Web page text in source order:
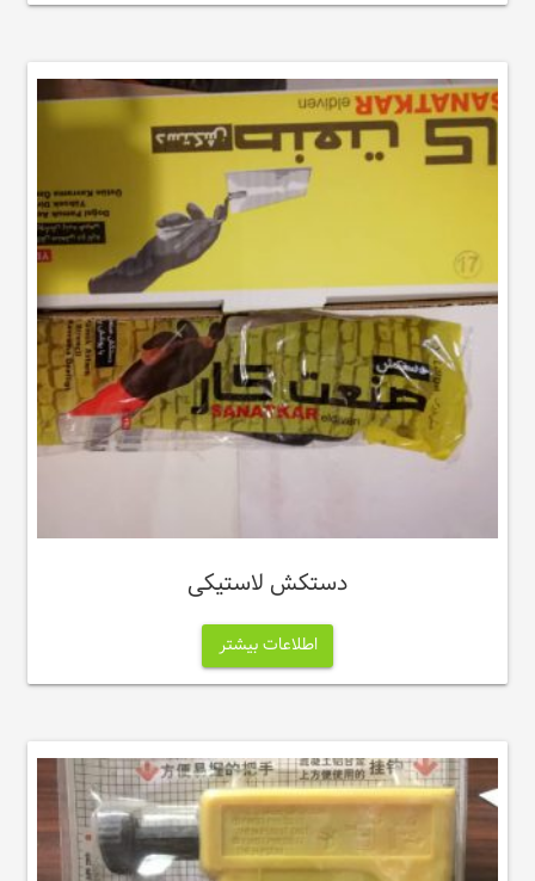
دستکش لاستیکی
اطلاعات بیشتر